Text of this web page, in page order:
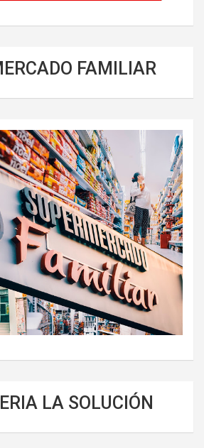
FAMILIAR
LA SOLUCIÓN